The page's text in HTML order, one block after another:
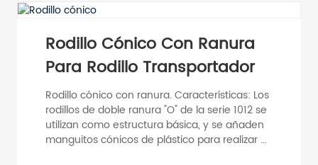
que el del rodillo sin ranura. Datos generales:
kg. Velocidad máxima...
Rodillo Cónico Con Ranura
Para Rodillo Transportador
Rodillo cónico con ranura. Características: Los
rodillos de doble ranura "O" de la serie 1012 se
utilizan como estructura básica, y se añaden
manguitos cónicos de plástico para realizar el